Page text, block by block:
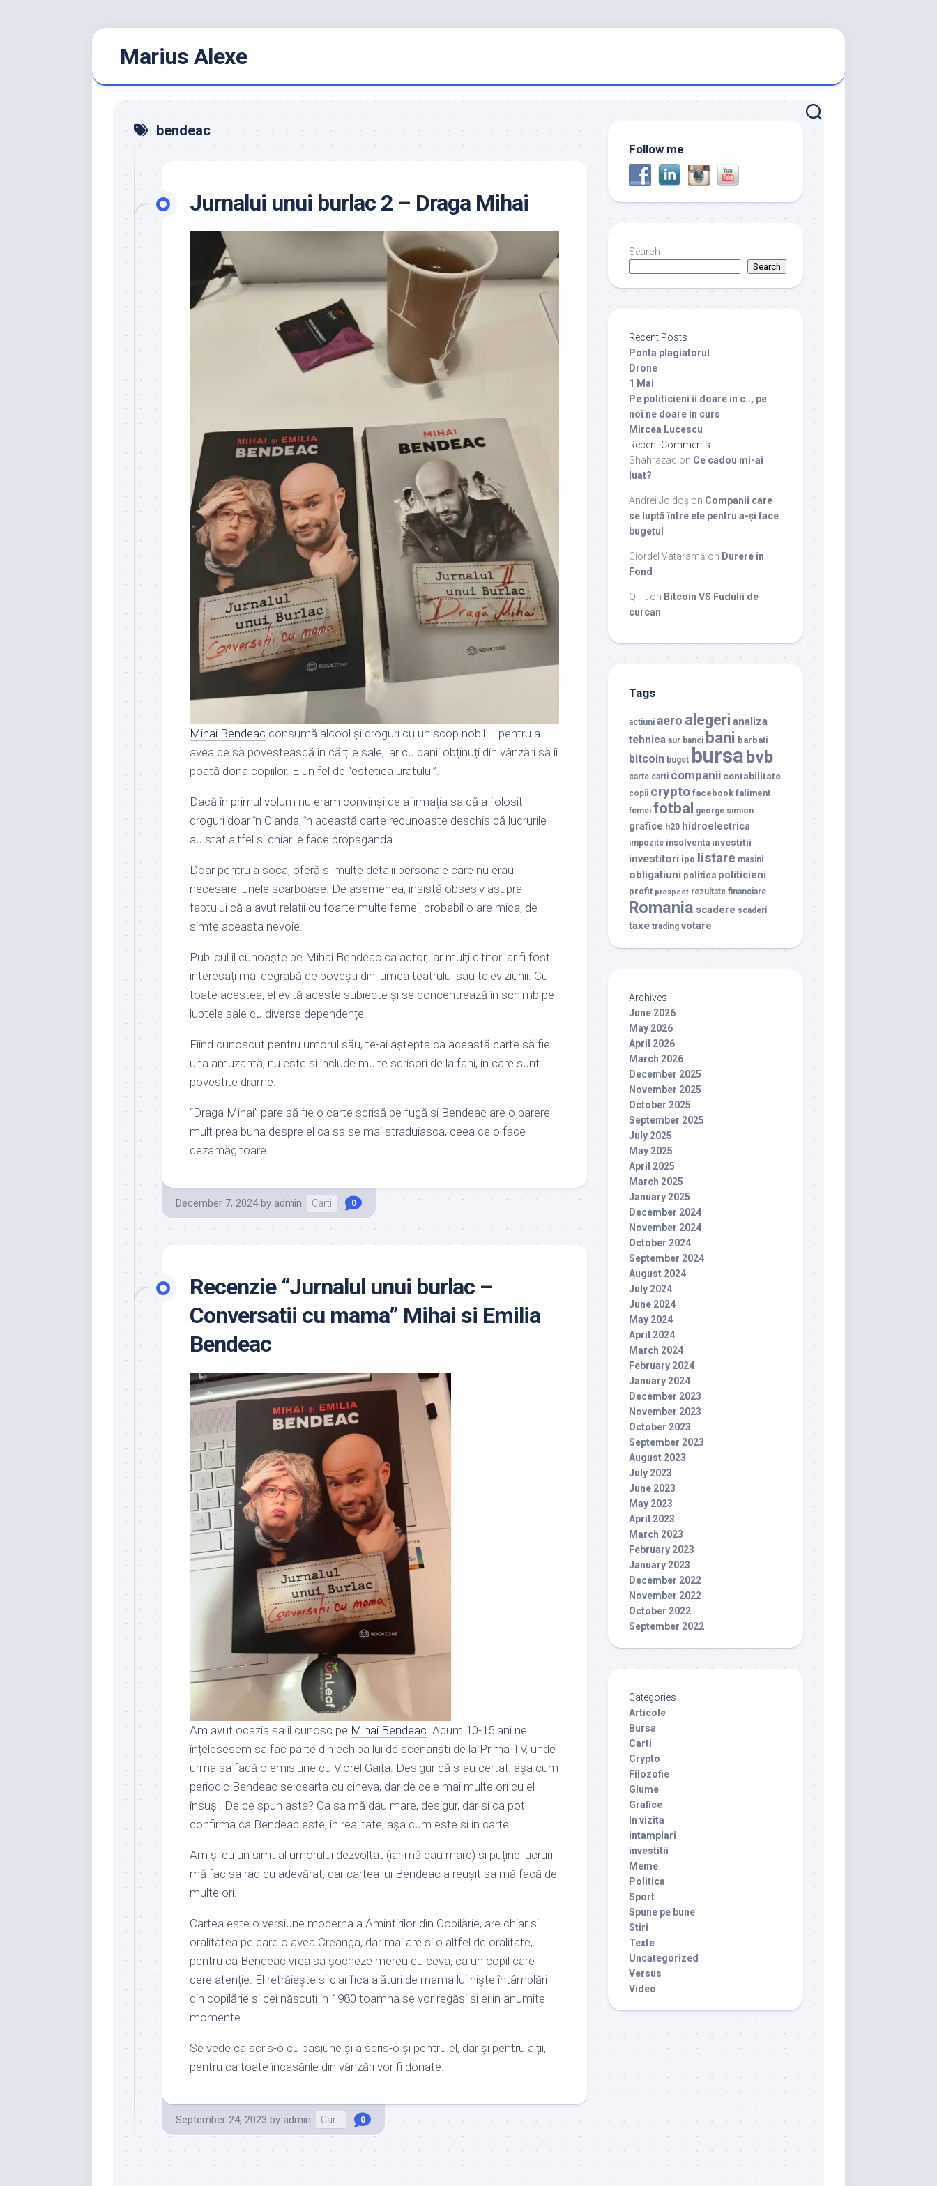
Marius Alexe
bendeac
Jurnalui unui burlac 2 – Draga Mihai
Mihai Bendeac consumă alcool și droguri cu un scop nobil – pentru a
avea ce să povestească în cărțile sale, iar cu banii obținuți din vânzări să îi
poată dona copiilor. E un fel de “estetica uratului”.
Dacă în primul volum nu eram convinși de afirmația sa că a folosit
droguri doar în Olanda, în această carte recunoaște deschis că lucrurile
au stat altfel si chiar le face propaganda.
Doar pentru a soca, oferă si multe detalii personale care nu erau
necesare, unele scarboase. De asemenea, insistă obsesiv asupra
faptului că a avut relații cu foarte multe femei, probabil o are mica, de
simte aceasta nevoie.
Publicul îl cunoaște pe Mihai Bendeac ca actor, iar mulți cititori ar fi fost
interesați mai degrabă de povești din lumea teatrului sau televiziunii. Cu
toate acestea, el evită aceste subiecte și se concentrează în schimb pe
luptele sale cu diverse dependențe.
Fiind cunoscut pentru umorul său, te-ai aștepta ca această carte să fie
una amuzantă, nu este si include multe scrisori de la fani, in care sunt
povestite drame.
“Draga Mihai” pare să fie o carte scrisă pe fugă si Bendeac are o parere
mult prea buna despre el ca sa se mai straduiasca, ceea ce o face
dezamăgitoare.
December 7, 2024 by admin Carti 0
Recenzie “Jurnalul unui burlac –
Conversatii cu mama” Mihai si Emilia
Bendeac
Am avut ocazia sa îl cunosc pe Mihai Bendeac . Acum 10-15 ani ne
înțelesesem sa fac parte din echipa lui de scenariști de la Prima TV, unde
urma sa facă o emisiune cu Viorel Gaița. Desigur că s-au certat, așa cum
periodic Bendeac se cearta cu cineva, dar de cele mai multe ori cu el
însuși. De ce spun asta? Ca sa mă dau mare, desigur, dar si ca pot
confirma ca Bendeac este, în realitate, așa cum este si in carte.
Am și eu un simt al umorului dezvoltat (iar mă dau mare) si puține lucruri
mă fac sa râd cu adevărat, dar cartea lui Bendeac a reușit sa mă facă de
multe ori.
Cartea este o versiune moderna a Amintirilor din Copilărie, are chiar si
oralitatea pe care o avea Creanga, dar mai are si o altfel de oralitate,
pentru ca Bendeac vrea sa șocheze mereu cu ceva, ca un copil care
cere atenție. El retrăiește si clarifica alături de mama lui niște întâmplări
din copilărie si cei născuți in 1980 toamna se vor regăsi si ei in anumite
momente.
Se vede ca scris-o cu pasiune și a scris-o și pentru el, dar și pentru alții,
pentru ca toate încasările din vânzări vor fi donate.
September 24, 2023 by admin Carti 0
Follow me
Search
Search
Recent Posts
Ponta plagiatorul
Drone
1 Mai
Pe politicieni ii doare in c.., pe
noi ne doare in curs
Mircea Lucescu
Recent Comments
Shahrazad on Ce cadou mi-ai
luat?
Andrei Joldoș on Companii care
se luptă între ele pentru a-și face
bugetul
Ciordel Vataramă on Durere in
Fond
QTπ on Bitcoin VS Fudulii de
curcan
Tags
actiuni aero alegeri analiza
tehnica aur banci bani barbati
bitcoin buget bursabvb
carte carti companii contabilitate
copii crypto facebook faliment
femei fotbal george simion
grafice h20 hidroelectrica
impozite insolventa investitii
investitori ipo listare masini
obligatiuni politica politicieni
profit prospect rezultate financiare
Romania scadere scaderi
taxe trading votare
Archives
June 2026
May 2026
April 2026
March 2026
December 2025
November 2025
October 2025
September 2025
July 2025
May 2025
April 2025
March 2025
January 2025
December 2024
November 2024
October 2024
September 2024
August 2024
July 2024
June 2024
May 2024
April 2024
March 2024
February 2024
January 2024
December 2023
November 2023
October 2023
September 2023
August 2023
July 2023
June 2023
May 2023
April 2023
March 2023
February 2023
January 2023
December 2022
November 2022
October 2022
September 2022
Categories
Articole
Bursa
Carti
Crypto
Filozofie
Glume
Grafice
In vizita
intamplari
investitii
Meme
Politica
Sport
Spune pe bune
Stiri
Texte
Uncategorized
Versus
Video